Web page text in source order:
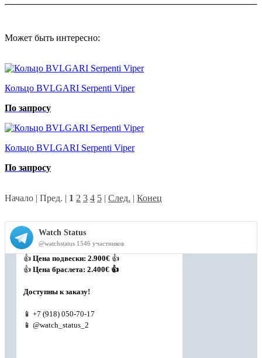
Может быть интересно:
Кольцо BVLGARI Serpenti Viper
По запросу
Кольцо BVLGARI Serpenti Viper
По запросу
Начало | Пред. | 1 2 3 4 5 | След. | Конец